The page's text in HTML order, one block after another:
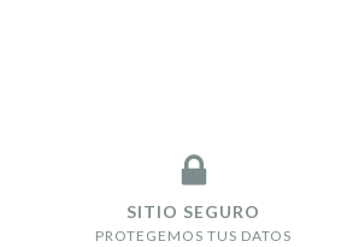
SITIO SEGURO
PROTEGEMOS TUS DATOS